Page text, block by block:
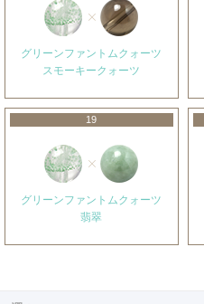
グリーンファントムクォーツ
スモーキークォーツ
19
グリーンファントムクォーツ
翡翠